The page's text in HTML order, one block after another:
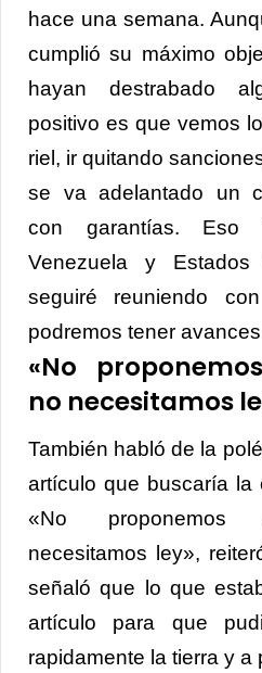
hace una semana.
cumplió su máximo
hayan destrabado
positivo es que vemos
riel, ir quitando
se va adelantado un
con garantías. Eso
Venezuela y
seguiré reuniendo
podremos tener
«No
no necesitamos
También habló de la
artículo que buscaría la
«No proponemos
necesitamos ley»,
señaló que lo que
artículo para que
rapidamente la tierra y a